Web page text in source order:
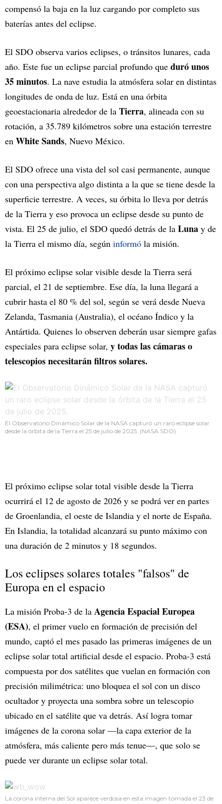
compensó la baja en la luz cargando por completo sus
baterías antes del eclipse.
El SDO observa varios eclipses, o tránsitos lunares, cada
año. Este fue un eclipse parcial profundo que duró unos
35 minutos. La nave estudia la atmósfera solar en distintas
longitudes de onda de luz. Está en una órbita
geoestacionaria alrededor de la Tierra, alineada con su
rotación, a 35.789 kilómetros sobre una estación terrestre
en White Sands, Nuevo México.
El SDO ofrece una vista del sol casi permanente, aunque
con una perspectiva algo distinta a la que se tiene desde la
superficie terrestre. A veces, su órbita lo lleva por detrás
de la Tierra y eso provoca un eclipse desde su punto de
vista. El 25 de julio, el SDO quedó detrás de la Luna y de
la Tierra el mismo día, según informó la misión.
El próximo eclipse solar visible desde la Tierra será
parcial, el 21 de septiembre. Ese día, la luna llegará a
cubrir hasta el 80 % del sol, según se verá desde Nueva
Zelanda, Tasmania (Australia), el océano Índico y la
Antártida. Quienes lo observen deberán usar siempre gafas
especiales para eclipse solar, y todas las cámaras o
telescopios necesitarán filtros solares.
El Observatorio Dinámico Solar de la NASA capturó un raro eclipse solar
desde la órbita de la Tierra el 25 de julio de 2025. (NASA SDO)
El próximo eclipse solar total visible desde la Tierra
ocurrirá el 12 de agosto de 2026 y se podrá ver en partes
de Groenlandia, el oeste de Islandia y el norte de España.
En Islandia, la totalidad alcanzará su punto máximo con
una duración de 2 minutos y 18 segundos.
Los eclipses solares totales "falsos" de
Europa en el espacio
La misión Proba-3 de la Agencia Espacial Europea
(ESA), el primer vuelo en formación de precisión del
mundo, captó el mes pasado las primeras imágenes de un
eclipse solar total artificial desde el espacio. Proba-3 está
compuesta por dos satélites que vuelan en formación con
precisión milimétrica: uno bloquea el sol con un disco
ocultador y proyecta una sombra sobre un telescopio
ubicado en el satélite que va detrás. Así logra tomar
imágenes de la corona solar —la capa exterior de la
atmósfera, más caliente pero más tenue—, que solo se
puede ver durante un eclipse solar total.
La corona interna del Sol aparece verdosa en esta imagen tomada el 23 de